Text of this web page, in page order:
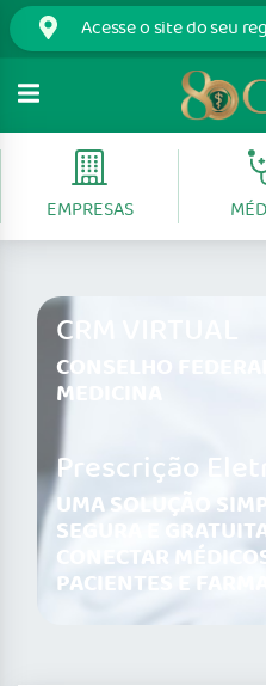
EMPRESAS
CRM VIRTUAL
CONSELHO FEDERAL
MEDICINA
Prescrição
UMA SOLUÇÃO
SEGURA E
CONECTAR
PACIENTES E